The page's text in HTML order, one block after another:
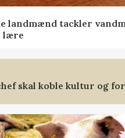
landmænd tackler
lære
skal koble kultur og